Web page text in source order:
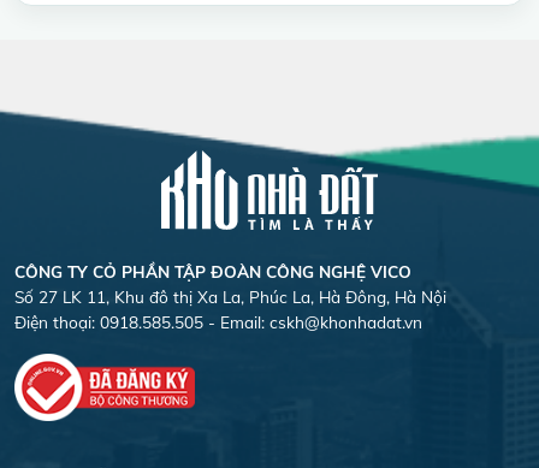
CÔNG TY CỎ PHẦN TẬP ĐOÀN CÔNG NGHỆ VICO
Số 27 LK 11, Khu đô thị Xa La, Phúc La, Hà Đông, Hà Nội
Điện thoại: 0918.585.505 - Email: cskh@khonhadat.vn